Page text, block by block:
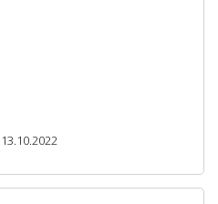
13.10.2022